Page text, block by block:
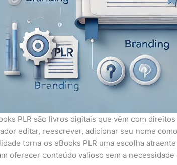
PLR são livros digitais que vêm com
editar, reescrever, adicionar seu nome
torna os eBooks PLR uma escolha
oferecer conteúdo valioso sem a